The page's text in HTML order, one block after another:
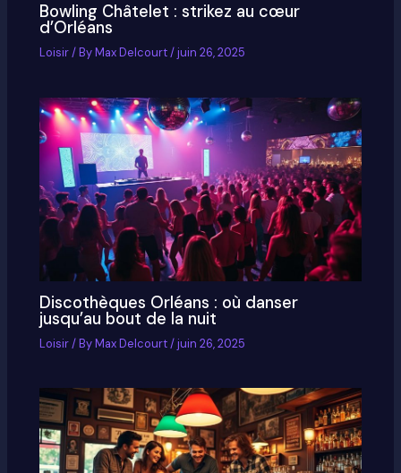
Bowling Châtelet : strikez au cœur
d’Orléans
Loisir/ ByMax Delcourt/juin 26, 2025
Discothèques Orléans : où danser
jusqu’au bout de la nuit
Loisir/ ByMax Delcourt/juin 26, 2025